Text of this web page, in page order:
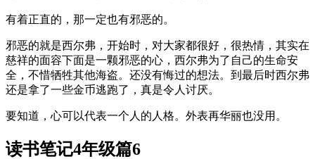
有着正直的，那一定也有邪恶的。
邪恶的就是西尔弗，开始时，对大家都很好，很热情，其实在
慈祥的面容下面是一颗邪恶的心，西尔弗为了自己的生命安
全，不惜牺牲其他海盗。还没有悔过的想法。到最后时西尔弗
还是拿了一些金币逃跑了，真是令人讨厌。
要知道，心可以代表一个人的人格。外表再华丽也没用。
读书笔记4年级篇6